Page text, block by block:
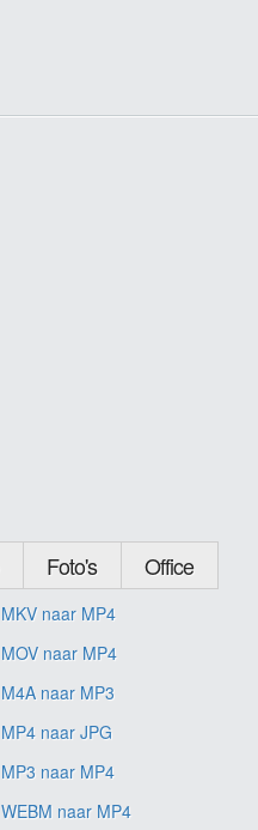
Foto's Office
MKV naar MP4
MOV naar MP4
M4A naar MP3
MP4 naar JPG
MP3 naar MP4
WEBM naar MP4